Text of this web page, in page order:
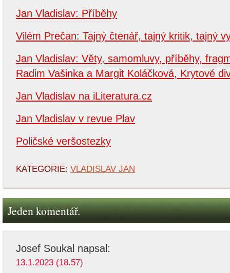
Jan Vladislav: Příběhy
Vilém Prečan: Tajný čtenář, tajný kritik, tajný
Jan Vladislav: Věty, samomluvy, příběhy,
Radim Vašinka a Margit Koláčková, Krytové
Jan Vladislav na iLiteratura.cz
Jan Vladislav v revue Plav
Poličské veršostezky
KATEGORIE: VLADISLAV JAN
Jeden komentář.
Josef Soukal napsal:
13.1.2023 (18.57)